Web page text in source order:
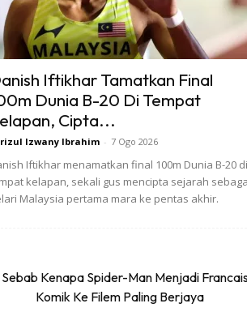
Iftikhar Tamatkan Final
Dunia B-20 Di Tempat
Cipta...
Izwany Ibrahim - 7 Ogo 2026
Iftikhar menamatkan final 100m Dunia B-20 di
kelapan, sekali gus mencipta sejarah
Malaysia pertama mara ke pentas akhir.
Kenapa Spider-Man Menjadi
Komik Ke Filem Paling Berjaya